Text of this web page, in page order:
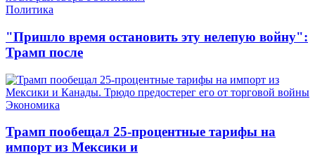
Политика
"Пришло время остановить эту нелепую войну":
Трамп после
Экономика
Трамп пообещал 25-процентные тарифы на
импорт из Мексики и